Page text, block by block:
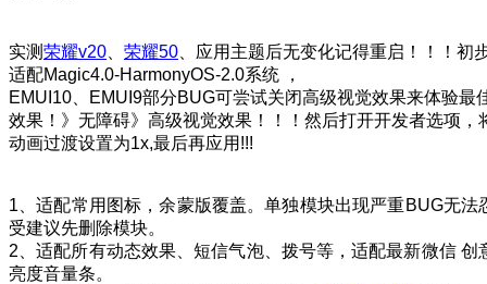
实测荣耀v20 荣耀50 、应用主题后无变化记得重启！！！初
适配Magic4.0-HarmonyOS-2.0系统 ，
EMUI10、EMUI9部分BUG可尝试关闭高级视觉效果来体验最
效果！》无障碍》高级视觉效果！！！然后打开开发者选项，
动画过渡设置为1x,最后再应用!!!
1、适配常用图标，余蒙版覆盖。单独模块出现严重BUG无法
受建议先删除模块。
2、适配所有动态效果、短信气泡、拨号等，适配最新微信 创
亮度音量条。